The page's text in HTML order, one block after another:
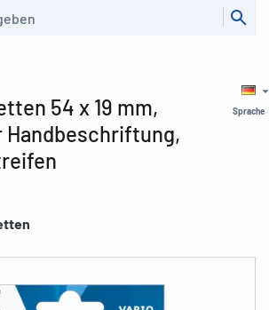
Sprache
54 x 19 mm,
Handbeschriftung,